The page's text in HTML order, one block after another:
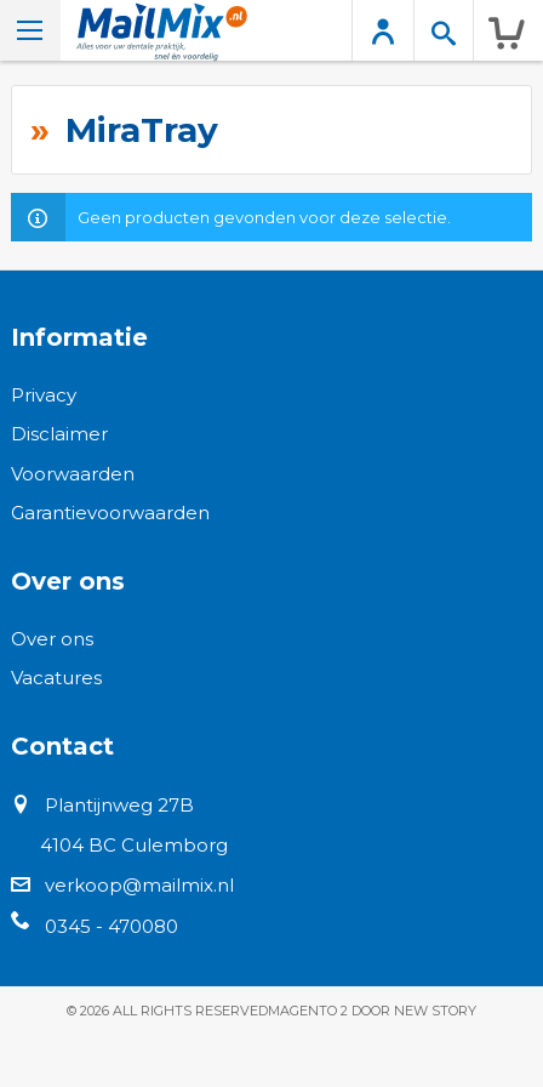
MiraTray
Geen producten gevonden voor deze selectie.
Informatie
Privacy
Disclaimer
Voorwaarden
Garantievoorwaarden
Over ons
Over ons
Vacatures
Contact
Plantijnweg 27B
4104 BC Culemborg
verkoop@mailmix.nl
0345 - 470080
© 2026 ALL RIGHTS RESERVEDMAGENTO 2 DOOR NEW STORY